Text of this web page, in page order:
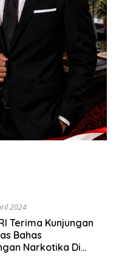
2024
Terima Kunjungan
Bahas
Narkotika Di